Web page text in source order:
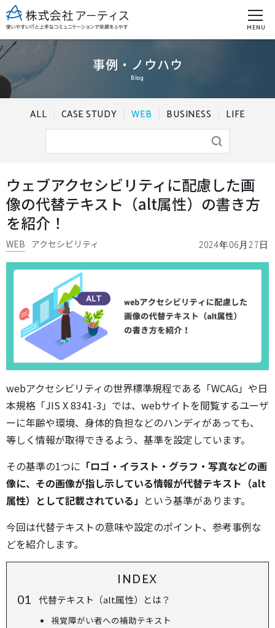
MENU
事例・ノウハウ
Blog
ALL CASE STUDY WEB BUSINESS LIFE
ウェブアクセシビリティに配慮した画
像の代替テキスト（alt属性）の書き方
を紹介！
2024年06月27日
WEB アクセシビリティ
webアクセシビリティの世界標準規程である「WCAG」や日
本規格「JIS X 8341-3」では、webサイトを閲覧するユーザ
ーに年齢や環境、身体的負担などのハンディがあっても、
等しく情報が取得できるよう、基準を設定しています。
その基準の1つに 「ロゴ・イラスト・グラフ・写真などの画
像に、その画像が指し示している情報が代替テキスト（alt
属性）として記載されている」 という基準があります。
今回は代替テキストの意味や設定のポイント、参考事例な
どを紹介します。
INDEX
代替テキスト（alt属性）とは？
視覚障がい者への補助テキスト